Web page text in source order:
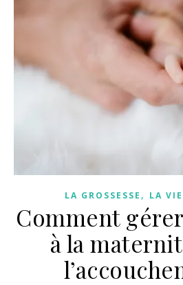
LA GROSSESSE , LA
Comment
à la